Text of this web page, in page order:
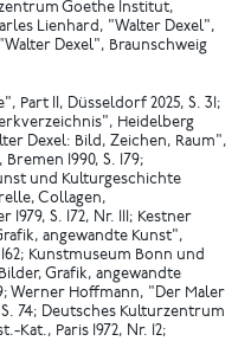
Goethe Institut,
Lienhard, "Walter Dexel",
Dexel", Braunschweig
Part II, Düsseldorf 2025, S. 31
Heidelberg
Dexel: Bild, Zeichen, Raum",
1990, S. 179
und Kulturgeschichte
Collagen,
S. 172, Nr. 111
Kestner
angewandte Kunst",
Kunstmuseum Bonn und
Grafik, angewandte
Werner Hoffmann, "Der Maler
74
Deutsches Kulturzentrum
Paris 1972, Nr. 12